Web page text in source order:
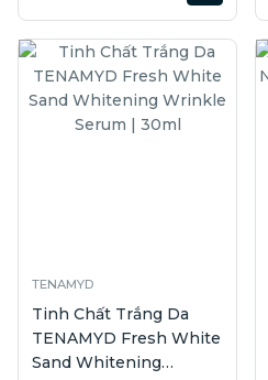
TENAMYD
Tinh Chất Trắng Da
TENAMYD Fresh White
Sand Whitening